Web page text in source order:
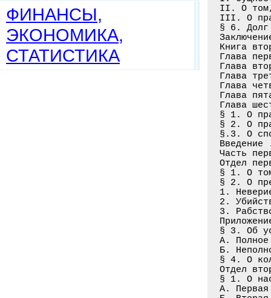
ФИНАНСЫ,
ЭКОНОМИКА,
СТАТИСТИКА
II. О
III. О
§ 6.
Книга
Глава
Глава
Глава
Глава
Глава
Глава
§ 1. О
§ 2. О
§.3. О
Часть
Отдел
§ 1. О
§ 2. О
1.
2.
3.
§ 3. Об
А.
Б.
§ 4. О
Отдел
§ 1. О
А.